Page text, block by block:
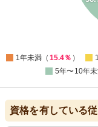
1年未満（ 15.4％ ）
5年〜10年未
資格を有している